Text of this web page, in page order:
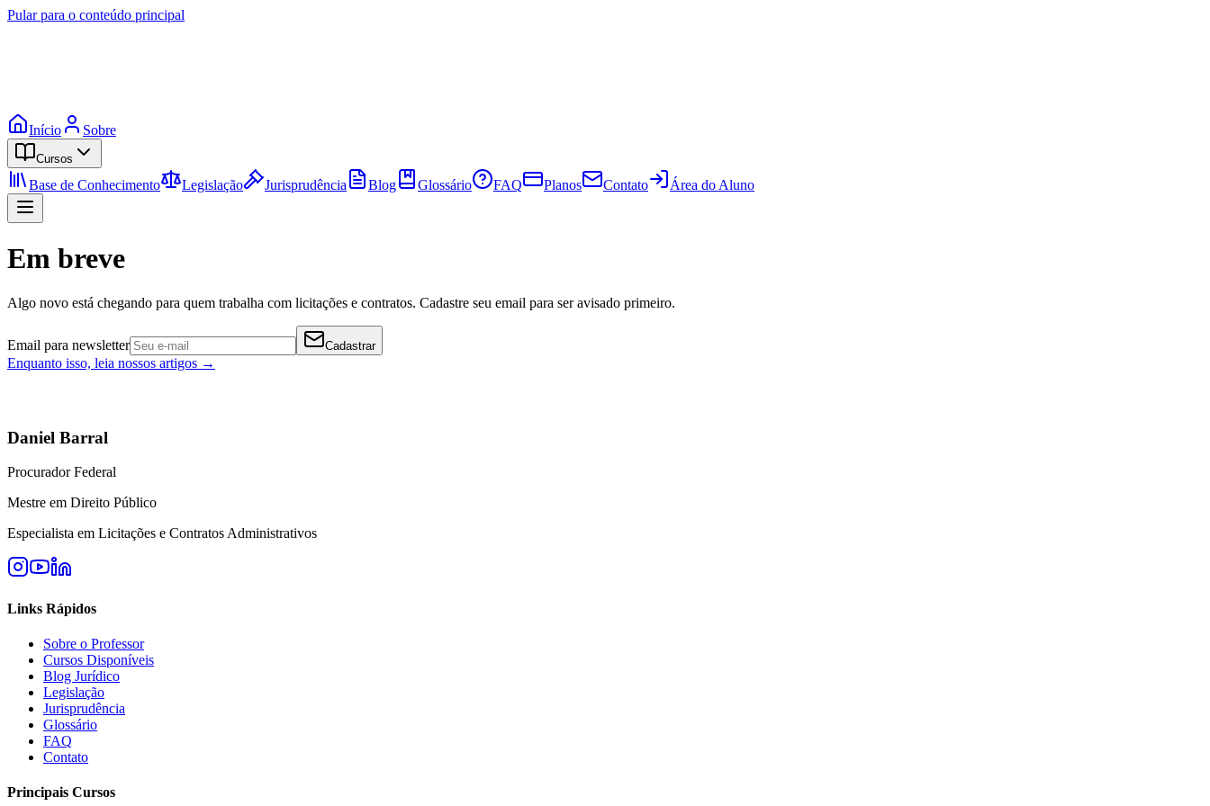
Pular para o conteúdo principal
Início Sobre
Cursos
Base de Conhecimento Legislação Jurisprudência Blog Glossário FAQ Planos Contato Área do Aluno
Em breve
Algo novo está chegando para quem trabalha com licitações e contratos. Cadastre seu email para ser avisado primeiro.
Email para newsletter Cadastrar
Enquanto isso, leia nossos artigos →
Daniel Barral
Procurador Federal
Mestre em Direito Público
Especialista em Licitações e Contratos Administrativos
Links Rápidos
Sobre o Professor
Cursos Disponíveis
Blog Jurídico
Legislação
Jurisprudência
Glossário
FAQ
Contato
Principais Cursos